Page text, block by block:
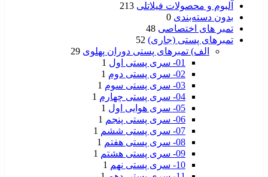
آلبوم و محصولات فیلاتلی 213
بدون دسته‌بندی 0
تمبر های اختصاصی 48
تمبرهای پستی (جاری) 52
الف) تمبرهای پستی دوران پهلوی 29
01- سری پستی اول
1
02- سری پستی دوم
1
03- سری پستی سوم
1
04- سری پستی چهارم
1
05- سری هوایی اول
1
06- سری پستی پنجم
1
07- سری پستی ششم
1
08- سری پستی هفتم
1
09- سری پستی هشتم
1
10- سری پستی نهم
1